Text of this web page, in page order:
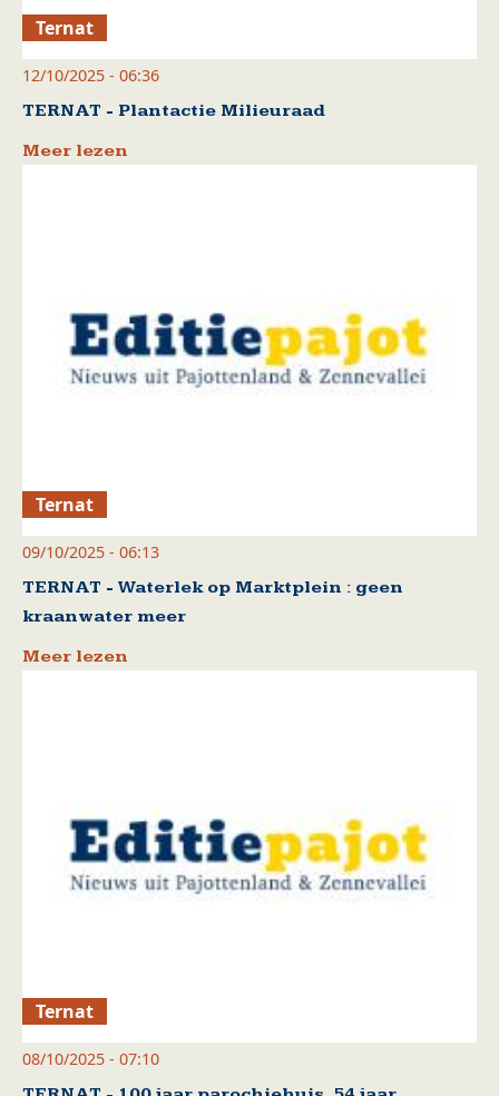
Ternat
12/10/2025 - 06:36
TERNAT - Plantactie Milieuraad
Meer lezen
Ternat
09/10/2025 - 06:13
TERNAT - Waterlek op Marktplein : geen
kraanwater meer
Meer lezen
Ternat
08/10/2025 - 07:10